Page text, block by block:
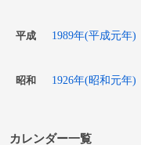
平成 1989年(平成元年)
昭和 1926年(昭和元年)
カレンダー一覧